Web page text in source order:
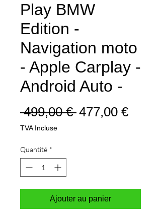
Play BMW
Edition -
Navigation moto
- Apple Carplay -
Android Auto -
499,00 € Prix
477,00 €Prix
TVA Incluse
Quantité *
Ajouter au panier